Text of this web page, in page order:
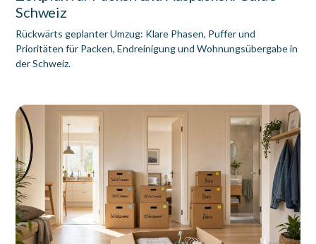
Schweiz
Rückwärts geplanter Umzug: Klare Phasen, Puffer und
Prioritäten für Packen, Endreinigung und Wohnungsübergabe in
der Schweiz.